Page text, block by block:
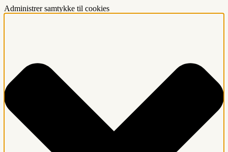
Administrer samtykke til cookies